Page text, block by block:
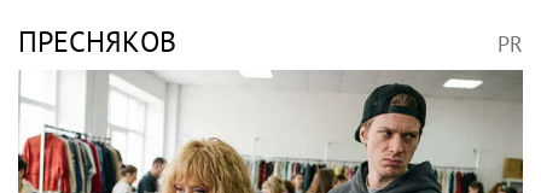
ПРЕСНЯКОВ PR